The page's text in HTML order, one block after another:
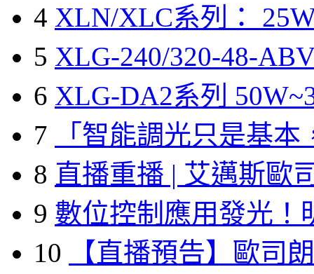
4 XLN/XLC系列：
5 XLG-240/320-48-
6 XLG-DA2系列
7
「智能調光只是基本
8 直播重播 | 艾邁斯歐
9 數位控制應用發光！
10
【直播預告】歐司